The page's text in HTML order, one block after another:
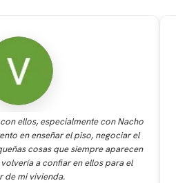
ellos, especialmente con Nacho
en enseñar el piso, negociar el
cosas que siempre aparecen
a confiar en ellos para el
de mi vivienda.